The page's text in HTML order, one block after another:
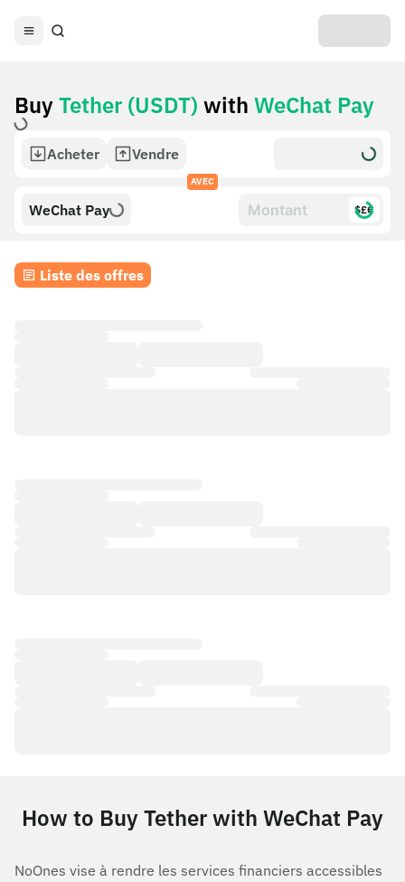
BuyTether (USDT) with WeChat Pay
Acheter Vendre
AVEC
WeChat Pay $£€
Liste des offres
How to Buy Tether with WeChat Pay
NoOnes vise à rendre les services financiers accessibles